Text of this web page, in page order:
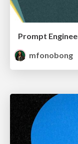
Prompt
mfonobong